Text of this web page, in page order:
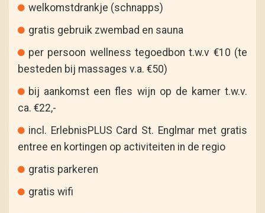
welkomstdrankje (schnapps)
gratis gebruik zwembad en sauna
per persoon wellness tegoedbon t.w.v €10 (te
besteden bij massages v.a. €50)
bij aankomst een fles wijn op de kamer t.w.v.
ca. €22,-
incl. ErlebnisPLUS Card St. Englmar met gratis
entree en kortingen op activiteiten in de regio
gratis parkeren
gratis wifi